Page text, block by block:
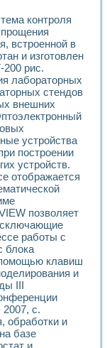
принимаемых решений в
систем» и
электрических
характеристик на
теории Коммутации
работы
в среде
проекта
практикумов
и
практикума по
по электротехнике
частотного анализа
«Технологии
«Прикладная
тока
ИИС на базе
контроля
встроенной в
и изготовлен
200 рис.
лабораторных
стендов
внешних
устройства
построении
устройств.
отображается
позволяет
работы с
блока
клавиш
и
III
с.
обработки и
базе